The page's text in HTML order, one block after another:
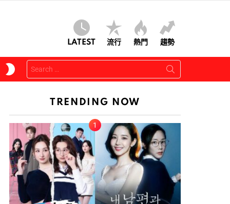
LATEST 流行 熱門 趨勢
SKIN
Search
for:
TRENDING NOW